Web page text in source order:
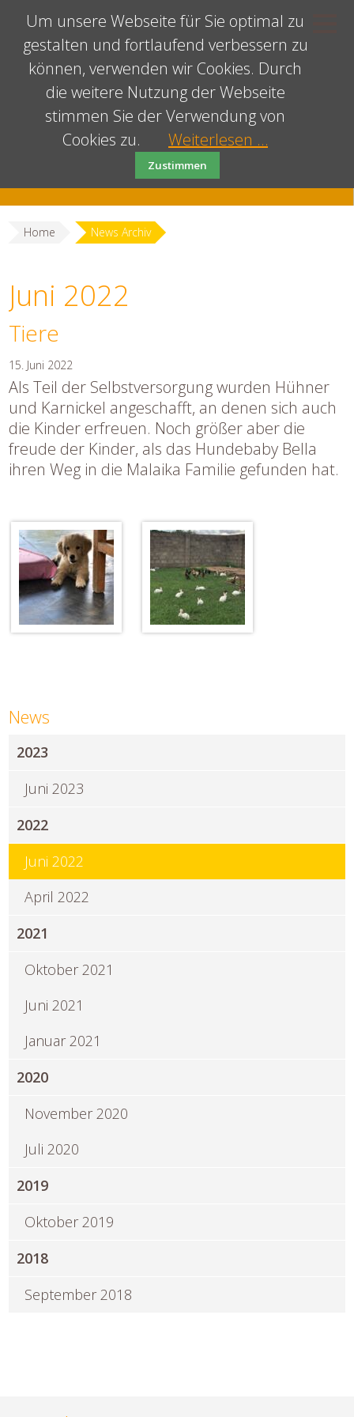
Home News Archiv
Juni 2022
Tiere
15. Juni 2022
Als Teil der Selbstversorgung wurden Hühner
und Karnickel angeschafft, an denen sich auch
die Kinder erfreuen. Noch größer aber die
freude der Kinder, als das Hundebaby Bella
ihren Weg in die Malaika Familie gefunden hat.
News
2023
Juni 2023
2022
Juni 2022
April 2022
2021
Oktober 2021
Juni 2021
Januar 2021
2020
November 2020
Juli 2020
2019
Oktober 2019
2018
September 2018
Um unsere Webseite für Sie optimal zu
gestalten und fortlaufend verbessern zu
können, verwenden wir Cookies. Durch
die weitere Nutzung der Webseite
stimmen Sie der Verwendung von
Cookies zu.
Weiterlesen …
Zustimmen